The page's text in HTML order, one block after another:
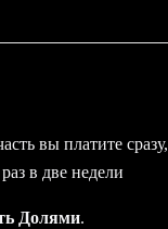
вы платите сразу,
в две недели
Долями.